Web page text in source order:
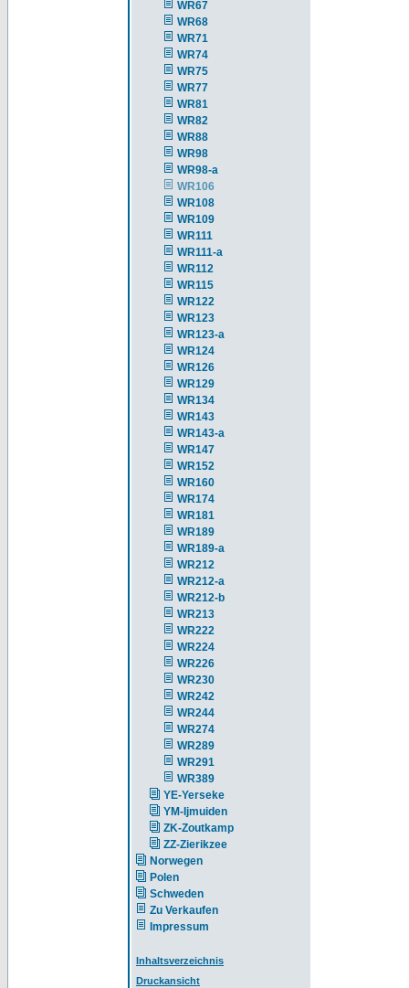
WR67
WR68
WR71
WR74
WR75
WR77
WR81
WR82
WR88
WR98
WR98-a
WR106
WR108
WR109
WR111
WR111-a
WR112
WR115
WR122
WR123
WR123-a
WR124
WR126
WR129
WR134
WR143
WR143-a
WR147
WR152
WR160
WR174
WR181
WR189
WR189-a
WR212
WR212-a
WR212-b
WR213
WR222
WR224
WR226
WR230
WR242
WR244
WR274
WR289
WR291
WR389
YE-Yerseke
YM-Ijmuiden
ZK-Zoutkamp
ZZ-Zierikzee
Norwegen
Polen
Schweden
Zu Verkaufen
Impressum
Inhaltsverzeichnis
Druckansicht